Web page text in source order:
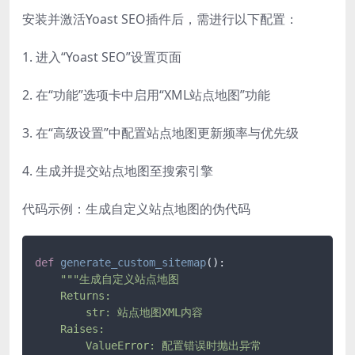
安装并激活Yoast SEO插件后，需进行以下配置：
1. 进入“Yoast SEO”设置页面
2. 在“功能”选项卡中启用“XML站点地图”功能
3. 在“高级设置”中配置站点地图更新频率与优先级
4. 生成并提交站点地图至搜索引擎
代码示例：生成自定义站点地图的伪代码
def generate_custom_sitemap():
"""生成自定义站点地图
    Returns:
        str: 站点地图XML内容
    Raises:
        ValueError: 配置错误时抛出异常